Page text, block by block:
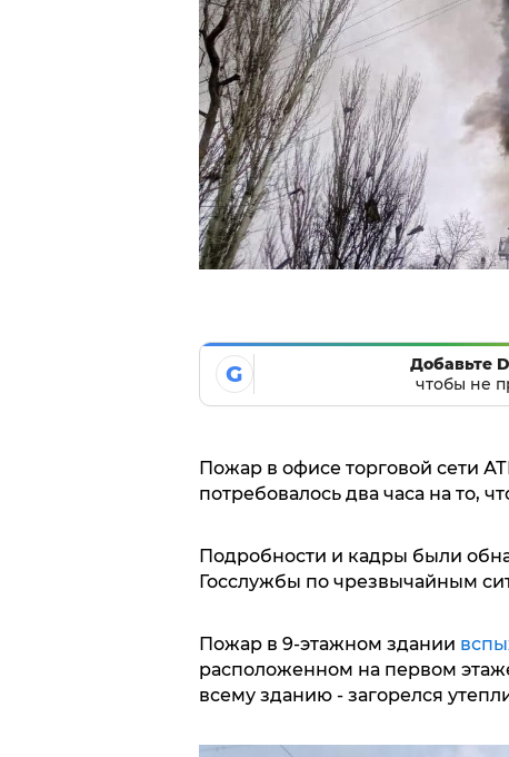
G
Добавьте
чтобы не
Пожар в офисе торговой сети
потребовалось два часа на то,
Подробности и кадры были
Госслужбы по чрезвычайным
Пожар в 9-этажном здании
расположенном на первом
всему зданию - загорелся